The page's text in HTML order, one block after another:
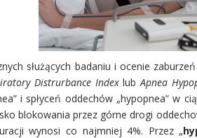
służących badaniu i ocenie
Distrurbance IndexlubApnea
i spłyceń oddechów „hypopnea” w
blokowania przez górne drogi
wynosi co najmniej 4%. Przez „